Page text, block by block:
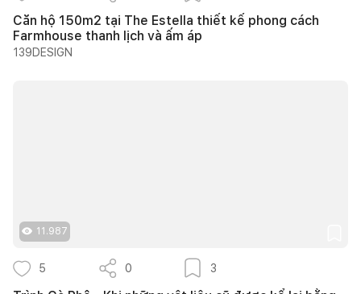
Căn hộ 150m2 tại The Estella thiết kế phong cách
Farmhouse thanh lịch và ấm áp
139DESIGN
11.987
5 0 3